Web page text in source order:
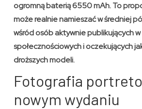
ogromną baterią 6550 mAh. To
może realnie namieszać w średniej
wśród osób aktywnie publikujących
społecznościowych i oczekujących
droższych modeli.
Fotografia
nowym wydaniu